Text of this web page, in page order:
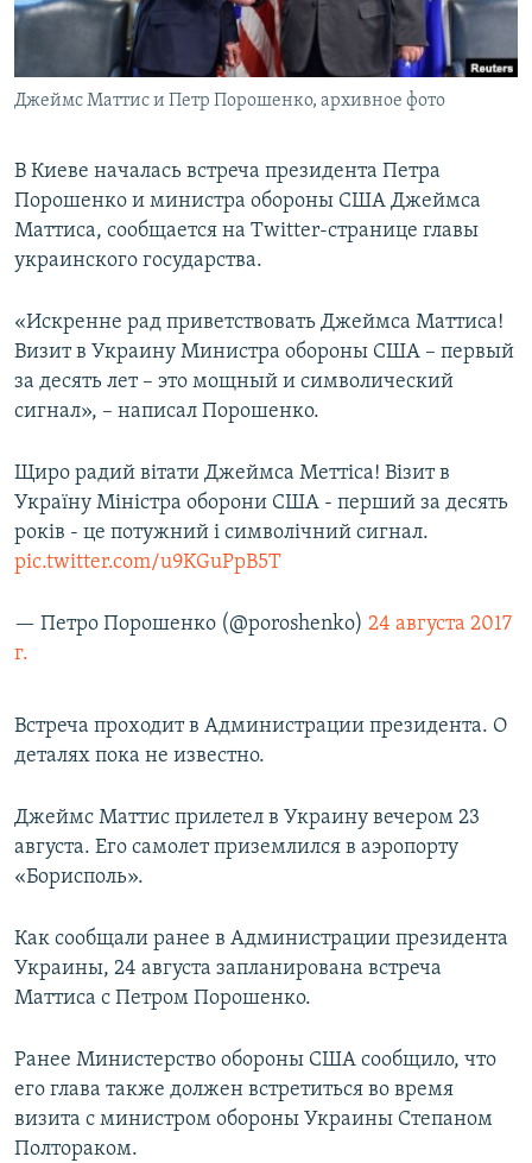
ПОБЕДИТЕЛЕЙ НЕ СУДЯТ?
КРЫМ.НЕПОКОРЕННЫЙ
ELIFBE
ПРИСОЕДИНЯЙТЕСЬ!
Все сайты RFE/RL
Джеймс Маттис и Петр Порошенко, архивное фото
В Киеве началась встреча президента Петра
Порошенко и министра обороны США Джеймса
Маттиса, сообщается на Twitter-странице главы
украинского государства.
«Искренне рад приветствовать Джеймса Маттиса!
Визит в Украину Министра обороны США – первый
за десять лет – это мощный и символический
сигнал», – написал Порошенко.
Щиро радий вітати Джеймса Меттіса! Візит в
Україну Міністра оборони США - перший за десять
років - це потужний і символічний сигнал.
pic.twitter.com/u9KGuPpB5T
— Петро Порошенко (@poroshenko) 24 августа 2017
г.
Встреча проходит в Администрации президента. О
деталях пока не известно.
Джеймс Маттис прилетел в Украину вечером 23
августа. Его самолет приземлился в аэропорту
«Борисполь».
Как сообщали ранее в Администрации президента
Украины, 24 августа запланирована встреча
Маттиса с Петром Порошенко.
Ранее Министерство обороны США сообщило, что
его глава также должен встретиться во время
визита с министром обороны Украины Степаном
Полтораком.